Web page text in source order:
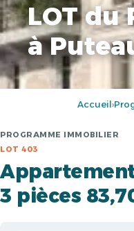
LOT du
à
Accueil›
PROGRAMME IMMOBILIER
LOT 403
3 pièces